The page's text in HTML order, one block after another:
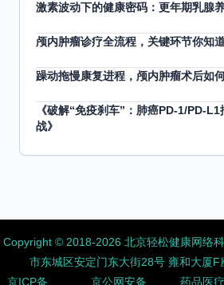
激素波动下的健康密码：更年期乳腺
颅内肿瘤诊疗全流程，关键环节你知
躁动拖慢康复进程，颅内肿瘤术后如
《破解“免疫刹车”：肺癌PD-1/PD-
战》
Copyright ©️ 2018-2026 北京轻松健康网络
市东城区安定门东大街28号 雍和大厦
京ICP备
京公网安备 药品医